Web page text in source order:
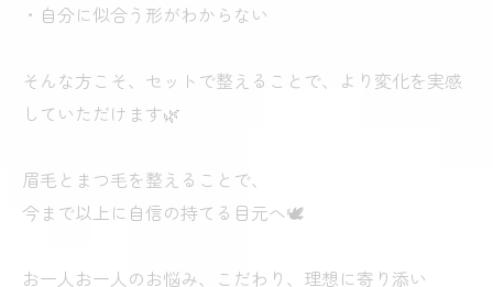
・自分に似合う形がわからない
そんな方こそ、セットで整えることで、より変化を実感
していただけます🌿
眉毛とまつ毛を整えることで、
今まで以上に自信の持てる目元へ🕊️
お一人お一人のお悩み、こだわり、理想に寄り添い